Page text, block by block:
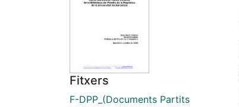
Fitxers
F-DPP_(Documents Partits